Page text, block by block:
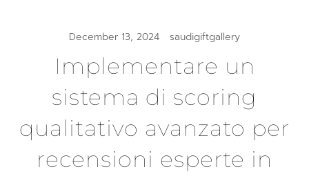
December 13, 2024 saudigiftgallery
Implementare un
sistema di scoring
qualitativo avanzato per
recensioni esperte in